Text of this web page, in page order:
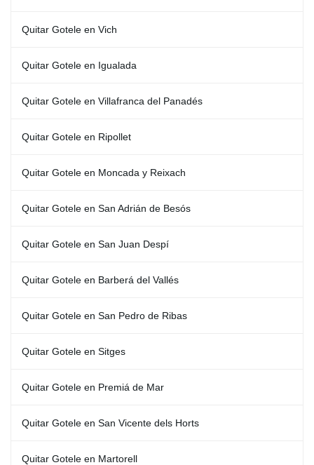
Quitar Gotele en Vich
Quitar Gotele en Igualada
Quitar Gotele en Villafranca del Panadés
Quitar Gotele en Ripollet
Quitar Gotele en Moncada y Reixach
Quitar Gotele en San Adrián de Besós
Quitar Gotele en San Juan Despí
Quitar Gotele en Barberá del Vallés
Quitar Gotele en San Pedro de Ribas
Quitar Gotele en Sitges
Quitar Gotele en Premiá de Mar
Quitar Gotele en San Vicente dels Horts
Quitar Gotele en Martorell